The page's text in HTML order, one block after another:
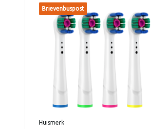
Brievenbuspost
Huismerk